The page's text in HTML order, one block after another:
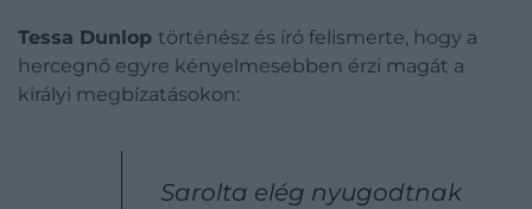
Tessa Dunlop történész és író felismerte, hogy a
hercegnő egyre kényelmesebben érzi magát a
királyi megbízatásokon:
Sarolta elég nyugodtnak